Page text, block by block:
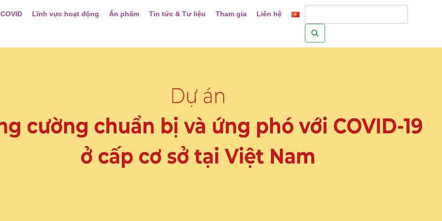
Lĩnh vực hoạt động Ấn phẩm Tin tức & Tư liệu Tham gia Liên hệ